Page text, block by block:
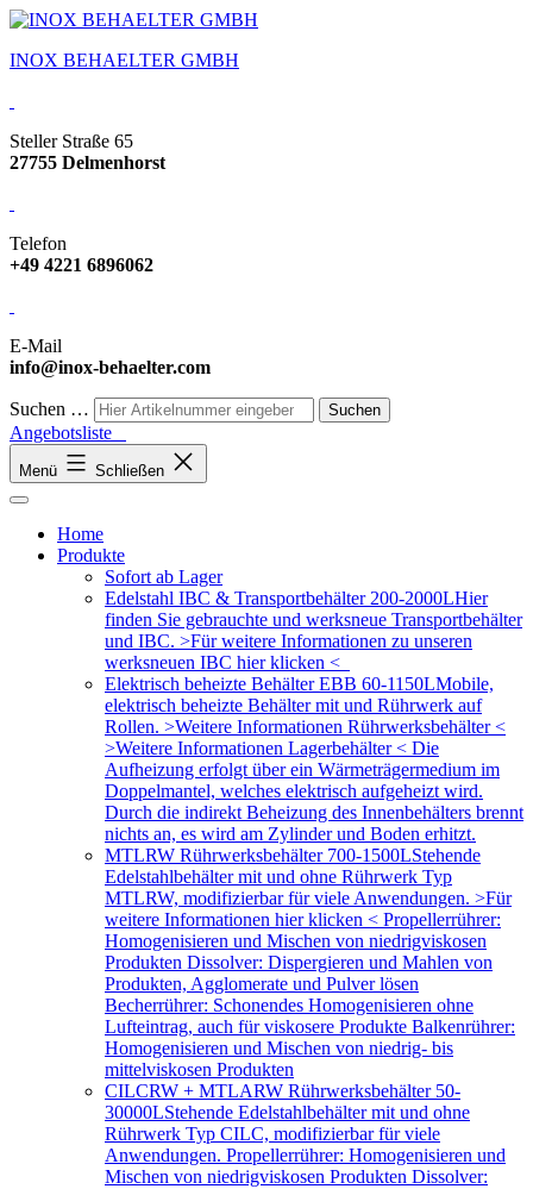
INOX BEHAELTER GMBH
Steller Straße 65
27755 Delmenhorst
Telefon
+49 4221 6896062
E-Mail
info@inox-behaelter.com
Suchen …
Angebotsliste
Menü Schließen
Home
Produkte
Sofort ab Lager
Edelstahl IBC & Transportbehälter 200-2000LHier
finden Sie gebrauchte und werksneue Transportbehälter
und IBC. >Für weitere Informationen zu unseren
werksneuen IBC hier klicken <
Elektrisch beheizte Behälter EBB 60-1150LMobile,
elektrisch beheizte Behälter mit und Rührwerk auf
Rollen. >Weitere Informationen Rührwerksbehälter <
>Weitere Informationen Lagerbehälter < Die
Aufheizung erfolgt über ein Wärmeträgermedium im
Doppelmantel, welches elektrisch aufgeheizt wird.
Durch die indirekt Beheizung des Innenbehälters brennt
nichts an, es wird am Zylinder und Boden erhitzt.
MTLRW Rührwerksbehälter 700-1500LStehende
Edelstahlbehälter mit und ohne Rührwerk Typ
MTLRW, modifizierbar für viele Anwendungen. >Für
weitere Informationen hier klicken < Propellerrührer:
Homogenisieren und Mischen von niedrigviskosen
Produkten Dissolver: Dispergieren und Mahlen von
Produkten, Agglomerate und Pulver lösen
Becherrührer: Schonendes Homogenisieren ohne
Lufteintrag, auch für viskosere Produkte Balkenrührer:
Homogenisieren und Mischen von niedrig- bis
mittelviskosen Produkten
CILCRW + MTLARW Rührwerksbehälter 50-
30000LStehende Edelstahlbehälter mit und ohne
Rührwerk Typ CILC, modifizierbar für viele
Anwendungen. Propellerrührer: Homogenisieren und
Mischen von niedrigviskosen Produkten Dissolver: